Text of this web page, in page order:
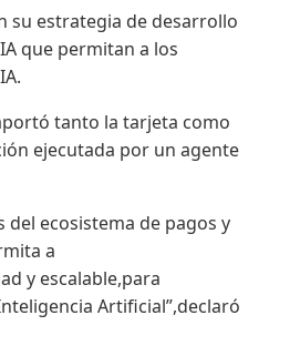
su estrategia de desarrollo
que permitan a los
tanto la tarjeta como
ejecutada por un agente
ecosistema de pagos y
a
y escalable,para
Artificial”,declaró